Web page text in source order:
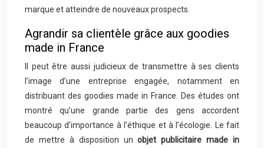
marque et atteindre de nouveaux prospects.
Agrandir sa clientèle grâce aux goodies
made in France
Il peut être aussi judicieux de transmettre à ses clients
l’image d’une entreprise engagée, notamment en
distribuant des goodies made in France. Des études ont
montré qu’une grande partie des gens accordent
beaucoup d’importance à l’éthique et à l’écologie. Le fait
de mettre à disposition unobjet publicitaire made in